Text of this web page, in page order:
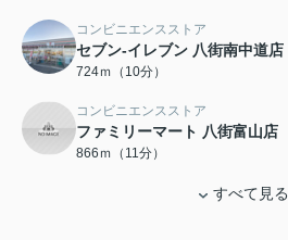
コンビニエンスストア
セブン-イレブン 八街南中道店
724ｍ（10分）
コンビニエンスストア
ファミリーマート 八街富山店
866ｍ（11分）
すべて見る